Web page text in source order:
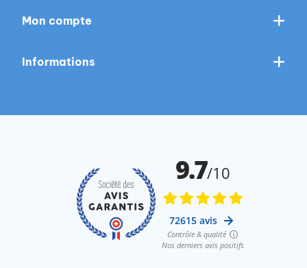
Mon compte
Informations